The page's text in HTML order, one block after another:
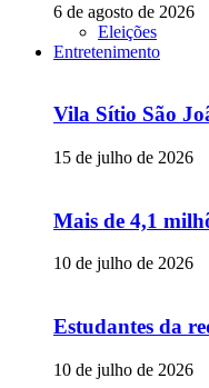
6 de agosto de 2026
Eleições
Entretenimento
Vila Sítio São
15 de julho de 2026
Mais de 4,1
10 de julho de 2026
Estudantes da
10 de julho de 2026